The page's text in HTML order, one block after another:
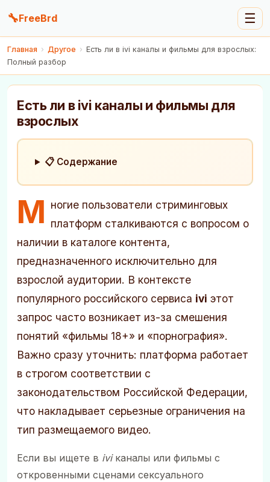
🔧FreeBrd ☰
Главная › Другое › Есть ли в ivi каналы и фильмы для взрослых:
Полный разбор
Есть ли в ivi каналы и фильмы для
взрослых
📋 Содержание
М ногие пользователи стриминговых
платформ сталкиваются с вопросом о
наличии в каталоге контента,
предназначенного исключительно для
взрослой аудитории. В контексте
популярного российского сервиса ivi этот
запрос часто возникает из-за смешения
понятий «фильмы 18+» и «порнография».
Важно сразу уточнить: платформа работает
в строгом соответствии с
законодательством Российской Федерации,
что накладывает серьезные ограничения на
тип размещаемого видео.
Если вы ищете в iviканалы или фильмы с
откровенными сценами сексуального